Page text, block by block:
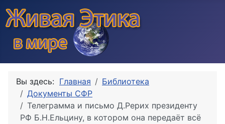
Вы здесь: Главная
Библиотека
Документы СФР
Телеграмма и письмо Д.Рерих президенту
РФ Б.Н.Ельцину, в котором она передаёт всё